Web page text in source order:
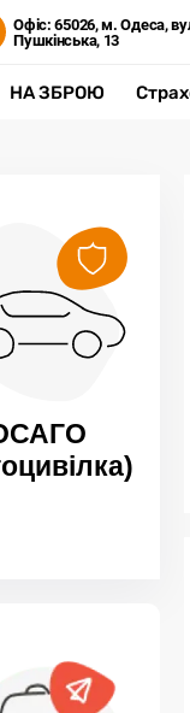
Офіс: 65026, м. Одеса,
Пушкінська, 13
НА ЗБРОЮ